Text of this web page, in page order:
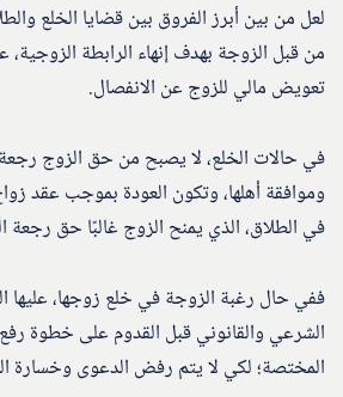
لعل من بين أبرز الفروق بين قضايا الخلع
من قبل الزوجة بهدف إنهاء الرابطة
تعويض مالي للزوج عن الانفصال.
في حالات الخلع، لا يصبح من حق الزوج رجعة
وموافقة أهلها، وتكون العودة بموجب عقد
في الطلاق، الذي يمنح الزوج غالبًا حق رجعة
ففي حال رغبة الزوجة في خلع زوجها، عليها
الشرعي والقانوني قبل القدوم على خطوة
المختصة؛ لكي لا يتم رفض الدعوى وخسارة